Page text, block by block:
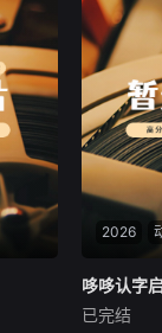
2026
哆哆认
未知
哆哆认字
已完结